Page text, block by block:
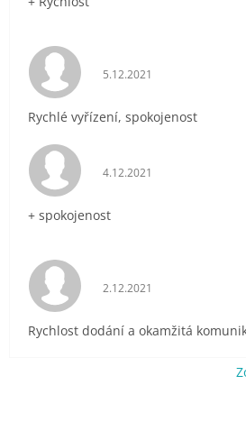
Hodnocení obchodu je
5.12.2021
Rychlé vyřízení, spokojenost
Hodnocení obchodu je
4.12.2021
+ spokojenost
Hodnocení obchodu je
2.12.2021
Rychlost dodání a okamžitá